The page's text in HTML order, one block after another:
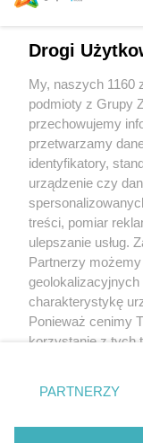
Radio Eska
Informacje o
Rezonans Sp. z o.o.
Beneficjentów
Usługi - ADCRBR (
są: Arkadiusz
Usługi medialne,
czasopisma
w skład tej samej
ustawy z dnia 16
konsumentów (Dz. U.
Link
Informujemy, iż
właściwym w
Rzeczypospolitej
Drogi
My, naszych 1160
podmioty z Grupy
przechowujemy
przetwarzamy
identyfikatory,
urządzenie czy
treści, pomiar
ulepszanie usług.
Partnerzy
charakterystykę
Ponieważ cenimy
korzystanie z tych
zmienić/wycofać
znajdujący się w
rodzaje
PARTNERZY